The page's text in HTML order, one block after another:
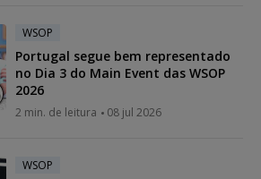
WSOP
Portugal segue bem representado
no Dia 3 do Main Event das WSOP
2026
2 min. de leitura 08 jul 2026
WSOP